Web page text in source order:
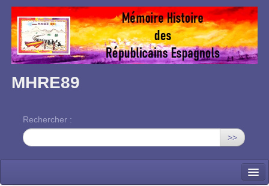
MHRE89
Rechercher :
>>